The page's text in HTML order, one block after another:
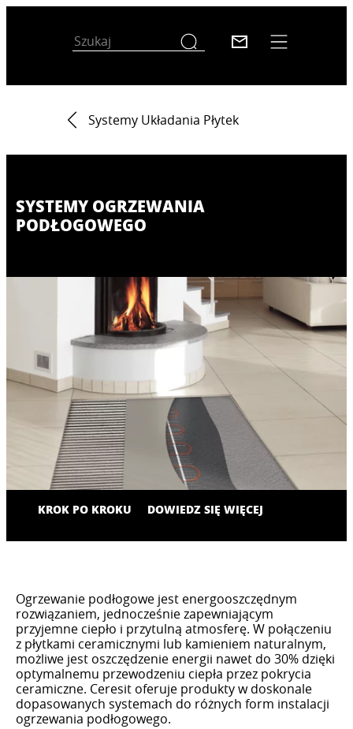
Systemy Układania Płytek
SYSTEMY OGRZEWANIA
PODŁOGOWEGO
KROK PO KROKU DOWIEDZ SIĘ WIĘCEJ
Ogrzewanie podłogowe jest energooszczędnym
rozwiązaniem, jednocześnie zapewniającym
przyjemne ciepło i przytulną atmosferę. W połączeniu
z płytkami ceramicznymi lub kamieniem naturalnym,
możliwe jest oszczędzenie energii nawet do 30% dzięki
optymalnemu przewodzeniu ciepła przez pokrycia
ceramiczne. Ceresit oferuje produkty w doskonale
dopasowanych systemach do różnych form instalacji
ogrzewania podłogowego.